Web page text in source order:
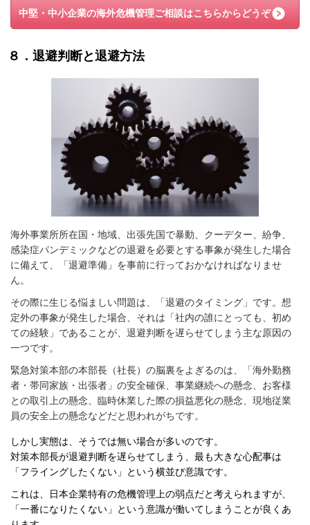
中堅・中小企業の海外危機管理ご相談はこちらからどうぞ
８．退避判断と退避方法
海外事業所所在国・地域、出張先国で暴動、クーデター、紛争、
感染症パンデミックなどの退避を必要とする事象が発生した場合
に備えて、「退避準備」を事前に行っておかなければなりませ
ん。
その際に生じる悩ましい問題は、「退避のタイミング」です。想
定外の事象が発生した場合、それは「社内の誰にとっても、初め
ての経験」であることが、退避判断を遅らせてしまう主な原因の
一つです。
緊急対策本部の本部長（社長）の脳裏をよぎるのは、「海外勤務
者・帯同家族・出張者」の安全確保、事業継続への懸念、お客様
との取引上の懸念、臨時休業した際の損益悪化の懸念、現地従業
員の安全上の懸念などだと思われがちです。
しかし実態は、そうでは無い場合が多いのです。
対策本部長が退避判断を遅らせてしまう、最も大きな心配事は
「フライングしたくない」という横並び意識です。
これは、日本企業特有の危機管理上の弱点だと考えられますが、
「一番になりたくない」という意識が働いてしまうことが良くあ